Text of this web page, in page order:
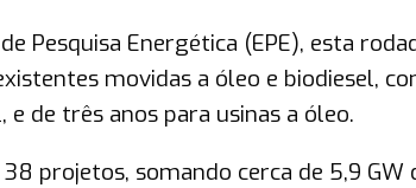
Pesquisa Energética (EPE), esta
movidas a óleo e biodiesel,
e de três anos para usinas a óleo.
projetos, somando cerca de 5,9 GW